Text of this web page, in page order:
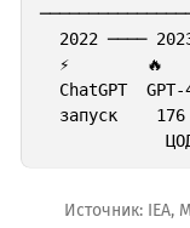
2022 ────
⚡        🔥
ChatGPT
запуск
Источник: IEA,